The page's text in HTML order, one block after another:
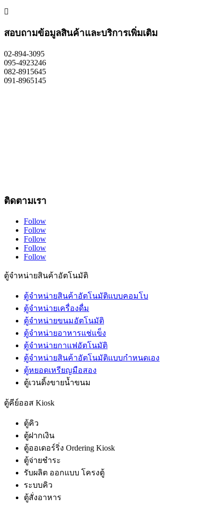

สอบถามข้อมูลสินค้าและบริการเพิ่มเติม
02-894-3095
095-4923246
082-8915645
091-8965145
ติดตามเรา
Follow
Follow
Follow
Follow
Follow
ตู้จำหน่ายสินค้าอัตโนมัติ
ตู้จำหน่ายสินค้าอัตโนมัติแบบคอมโบ
ตู้จำหน่ายเครื่องดื่ม
ตู้จำหน่ายขนมอัตโนมัติ
ตู้จำหน่ายอาหารแช่แข็ง
ตู้จำหน่ายกาแฟอัตโนมัติ
ตู้จำหน่ายสินค้าอัตโนมัติแบบกำหนดเอง
ตู้หยอดเหรียญมือสอง
ตู้เวนดิ้งขายน้ำขนม
ตู้คีย์ออส Kiosk
ตู้คิว
ตู้ฝากเงิน
ตู้ออเดอร์ริ่ง Ordering Kiosk
ตู้จ่ายชำระ
รับผลิต ออกแบบ โครงตู้
ระบบคิว
ตู้สั่งอาหาร